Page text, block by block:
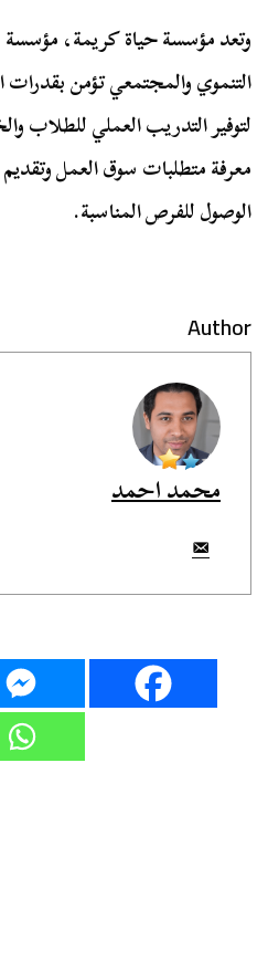
وتعد مؤسسة حياة كريمة، مؤسسة
التنموي والمجتمعي تؤمن
لتوفير التدريب العملي للطلاب
معرفة متطلبات سوق العمل
الوصول للفرص المناسبة.
Author
محمد احمد